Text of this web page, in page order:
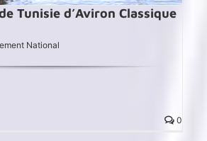
Tunisie d’Aviron Classique
National
0